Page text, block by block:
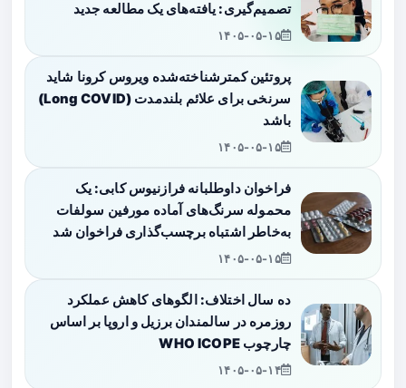
تصمیم‌گیری: یافته‌های یک مطالعه جدید
۱۴۰۵-۰۵-۱۵
پروتئین کمترشناخته‌شده ویروس کرونا شاید
سرنخی برای علائم بلندمدت (Long COVID)
باشد
۱۴۰۵-۰۵-۱۵
فراخوان داوطلبانه فرازنیوس کابی: یک
محموله سرنگ‌های آماده مورفین سولفات
به‌خاطر اشتباه برچسب‌گذاری فراخوان شد
۱۴۰۵-۰۵-۱۵
ده سال اختلاف: الگوهای کاهش عملکرد
روزمره در سالمندان برزیل و اروپا بر اساس
چارچوب WHO ICOPE
۱۴۰۵-۰۵-۱۴